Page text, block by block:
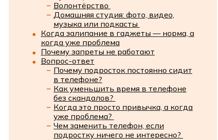
Волонтёрство
Домашняя студия: фото, видео,
музыка или подкасты
Когда залипание в гаджеты — норма, а
когда уже проблема
Почему запреты не работают
Вопрос-ответ
Почему подросток постоянно сидит
в телефоне?
Как уменьшить время в телефоне
без скандалов?
Когда это просто привычка, а когда
уже проблема?
Чем заменить телефон, если
подростку ничего не интересно?